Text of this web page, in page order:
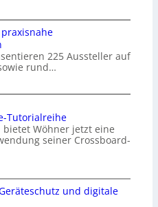
225 Aussteller auf
rund…
Tutorialreihe
Wöhner jetzt eine
seiner Crossboard-
und digitale